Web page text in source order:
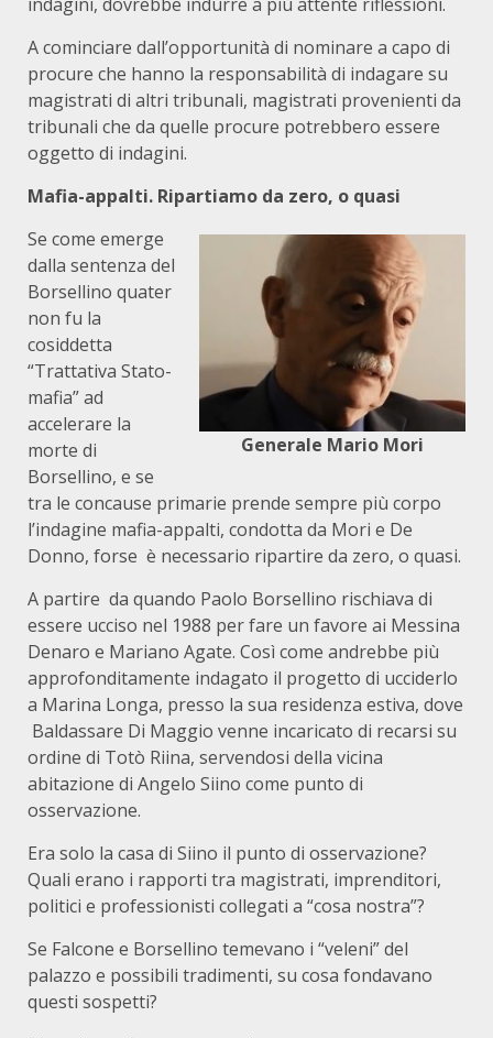
A cominciare dall’opportunità di nominare a capo di
procure che hanno la responsabilità di indagare su
magistrati di altri tribunali, magistrati provenienti da
tribunali che da quelle procure potrebbero essere
oggetto di indagini.
Mafia-appalti. Ripartiamo da zero, o quasi
Generale Mario Mori
Se come emerge
dalla sentenza del
Borsellino quater
non fu la
cosiddetta
“Trattativa Stato-
mafia” ad
accelerare la
morte di
Borsellino, e se
tra le concause primarie prende sempre più corpo
l’indagine mafia-appalti, condotta da Mori e De
Donno, forse è necessario ripartire da zero, o quasi.
A partire da quando Paolo Borsellino rischiava di
essere ucciso nel 1988 per fare un favore ai Messina
Denaro e Mariano Agate. Così come andrebbe più
approfonditamente indagato il progetto di ucciderlo
a Marina Longa, presso la sua residenza estiva, dove
Baldassare Di Maggio venne incaricato di recarsi su
ordine di Totò Riina, servendosi della vicina
abitazione di Angelo Siino come punto di
osservazione.
Era solo la casa di Siino il punto di osservazione?
Quali erano i rapporti tra magistrati, imprenditori,
politici e professionisti collegati a “cosa nostra”?
Se Falcone e Borsellino temevano i “veleni” del
palazzo e possibili tradimenti, su cosa fondavano
questi sospetti?